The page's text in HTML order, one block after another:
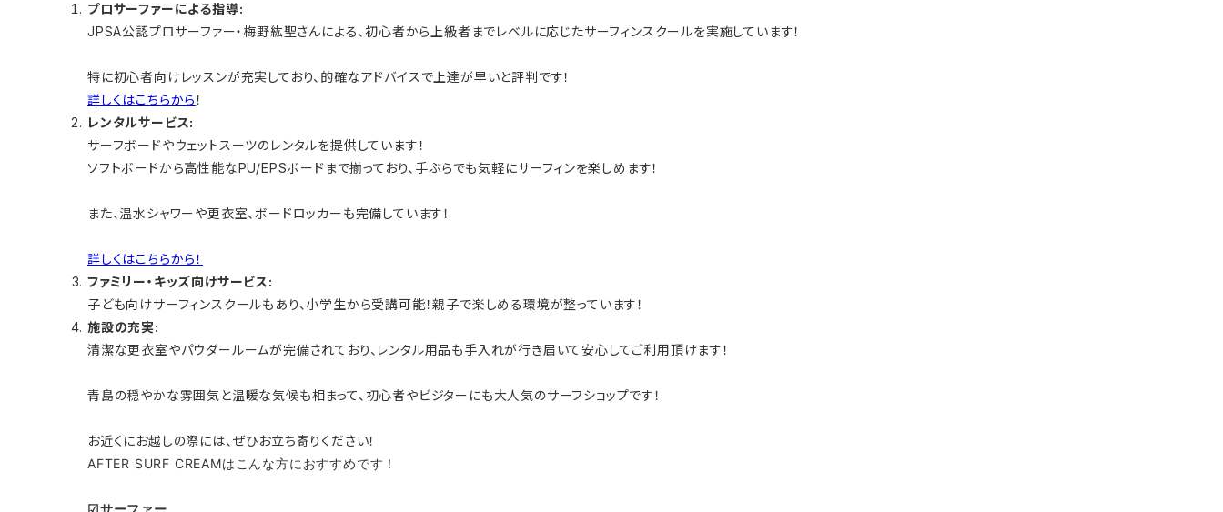
プロサーファーによる指導:
JPSA公認プロサーファー・梅野紘聖さんによる、初心者から上級者までレベルに応じたサーフィンスクールを実施しています！
特に初心者向けレッスンが充実しており、的確なアドバイスで上達が早いと評判です​！
詳しくはこちらから！
レンタルサービス:
サーフボードやウェットスーツのレンタルを提供しています！
ソフトボードから高性能なPU/EPSボードまで揃っており、手ぶらでも気軽にサーフィンを楽しめます！
また、温水シャワーや更衣室、ボードロッカーも完備​しています！
詳しくはこちらから！
ファミリー・キッズ向けサービス:
子ども向けサーフィンスクールもあり、小学生から受講可能！親子で楽しめる環境が整っています​！
施設の充実:
清潔な更衣室やパウダールームが完備されており、レンタル用品も手入れが行き届いて安心してご利用頂けます！
青島の穏やかな雰囲気と温暖な気候も相まって、初心者やビジターにも大人気のサーフショップです！
お近くにお越しの際には、ぜひお立ち寄りください！
AFTER SURF CREAMはこんな方におすすめです！
☑サーファー